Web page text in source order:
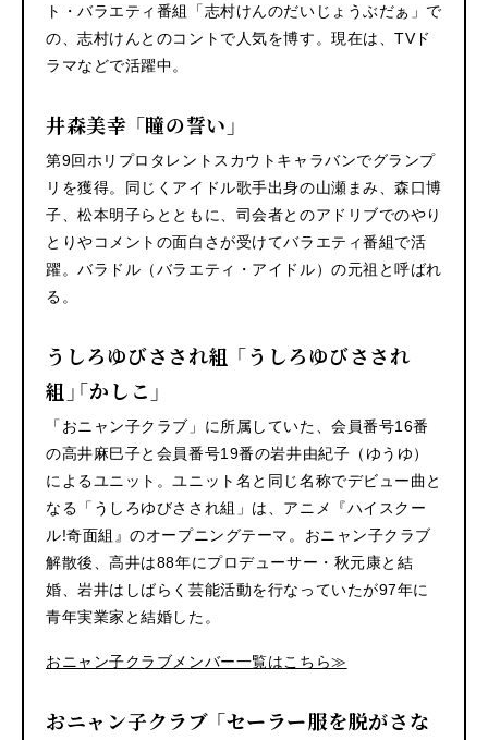
ト・バラエティ番組「志村けんのだいじょうぶだぁ」で
の、志村けんとのコントで人気を博す。現在は、TVド
ラマなどで活躍中。
井森美幸 「瞳の誓い」
第9回ホリプロタレントスカウトキャラバンでグランプ
リを獲得。同じくアイドル歌手出身の山瀬まみ、森口博
子、松本明子らとともに、司会者とのアドリブでのやり
とりやコメントの面白さが受けてバラエティ番組で活
躍。バラドル（バラエティ・アイドル）の元祖と呼ばれ
る。
うしろゆびさされ組 「うしろゆびさされ
組」「かしこ」
「おニャン子クラブ」に所属していた、会員番号16番
の高井麻巳子と会員番号19番の岩井由紀子（ゆうゆ）
によるユニット。ユニット名と同じ名称でデビュー曲と
なる「うしろゆびさされ組」は、アニメ『ハイスクー
ル!奇面組』のオープニングテーマ。おニャン子クラブ
解散後、高井は88年にプロデューサー・秋元康と結
婚、岩井はしばらく芸能活動を行なっていたが97年に
青年実業家と結婚した。
おニャン子クラブメンバー一覧はこちら≫
おニャン子クラブ 「セーラー服を脱がさな